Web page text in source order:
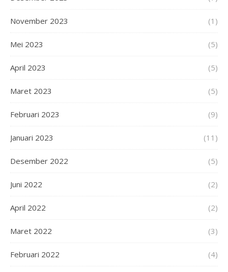
November 2023 (1)
Mei 2023 (5)
April 2023 (5)
Maret 2023 (5)
Februari 2023 (9)
Januari 2023 (11)
Desember 2022 (5)
Juni 2022 (2)
April 2022 (2)
Maret 2022 (3)
Februari 2022 (4)